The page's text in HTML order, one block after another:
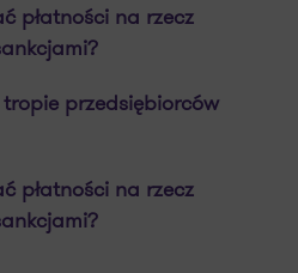
płatności na rzecz
przedsiębiorców
płatności na rzecz